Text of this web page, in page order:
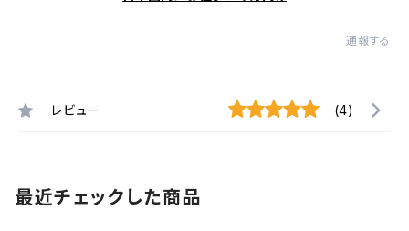
通報する
レビュー (4)
最近チェックした商品